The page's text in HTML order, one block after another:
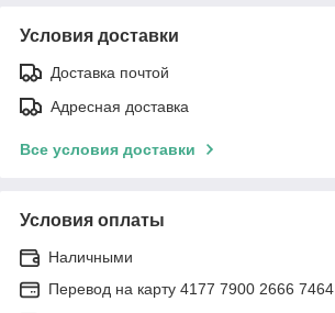
Условия доставки
Доставка почтой
Адресная доставка
Все условия доставки
Условия оплаты
Наличными
Перевод на карту 4177 7900 2666 7464